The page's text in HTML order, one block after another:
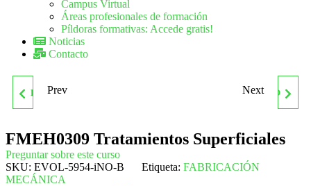
Campus Virtual
Áreas profesionales de formación
Píldoras formativas: Accede gratis!
Noticias
Contacto
FMEH0209 MECANIZADO
CONFORMADO
Prev FMEH0409 MECANIZADO
ELECTROEROSIÓN Y
Next
FMEH0309 Tratamientos Superficiales
Preguntar sobre este curso
SKU: EVOL-5954-iNO-B Etiqueta: FABRICACIÓN
MECÁNICA